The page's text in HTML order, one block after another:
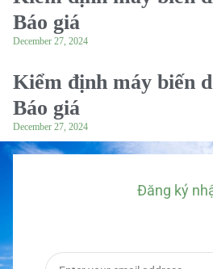
Báo giá
December 27, 2024
Kiểm định máy biến
Báo giá
December 27, 2024
Đăng ký